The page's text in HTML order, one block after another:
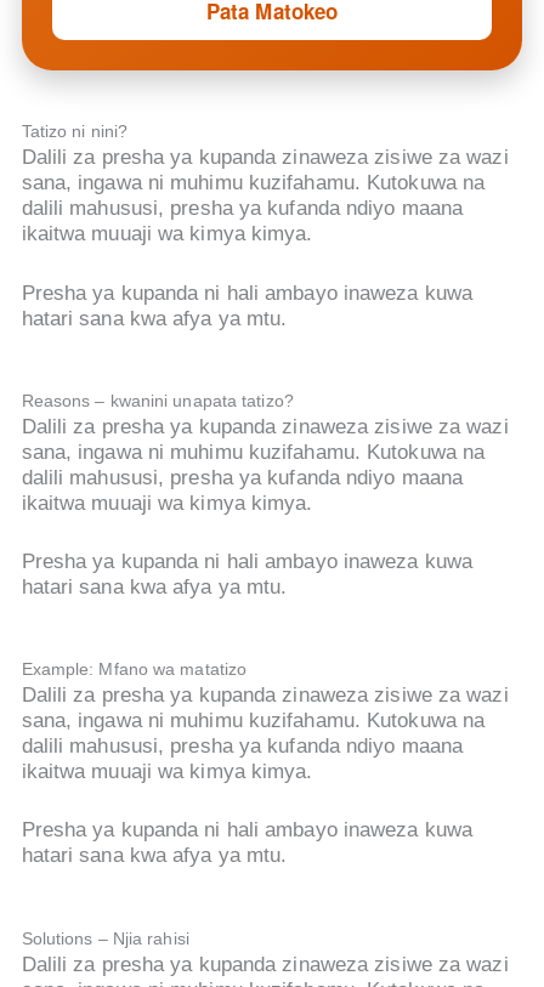
Pata Matokeo
Tatizo ni nini?
Dalili za presha ya kupanda zinaweza zisiwe za wazi
sana, ingawa ni muhimu kuzifahamu. Kutokuwa na
dalili mahususi, presha ya kufanda ndiyo maana
ikaitwa muuaji wa kimya kimya.
Presha ya kupanda ni hali ambayo inaweza kuwa
hatari sana kwa afya ya mtu.
Reasons – kwanini unapata tatizo?
Dalili za presha ya kupanda zinaweza zisiwe za wazi
sana, ingawa ni muhimu kuzifahamu. Kutokuwa na
dalili mahususi, presha ya kufanda ndiyo maana
ikaitwa muuaji wa kimya kimya.
Presha ya kupanda ni hali ambayo inaweza kuwa
hatari sana kwa afya ya mtu.
Example: Mfano wa matatizo
Dalili za presha ya kupanda zinaweza zisiwe za wazi
sana, ingawa ni muhimu kuzifahamu. Kutokuwa na
dalili mahususi, presha ya kufanda ndiyo maana
ikaitwa muuaji wa kimya kimya.
Presha ya kupanda ni hali ambayo inaweza kuwa
hatari sana kwa afya ya mtu.
Solutions – Njia rahisi
Dalili za presha ya kupanda zinaweza zisiwe za wazi